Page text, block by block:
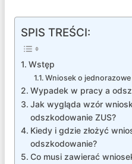
SPIS TREŚCI:
Wstęp
Wniosek o
Wypadek w pracy a
Jak wygląda wzór
odszkodowanie ZUS?
Kiedy i gdzie złożyć
odszkodowanie?
Co musi zawierać